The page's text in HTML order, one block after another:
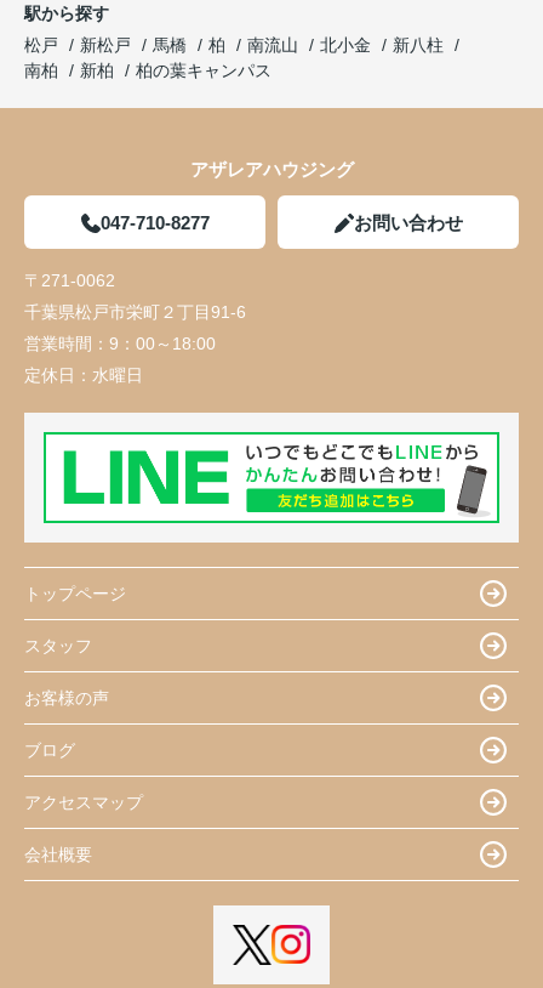
駅から探す
松戸
新松戸 馬橋 柏 南流山 北小金
新八柱
南柏
新柏 柏の葉キャンパス
アザレアハウジング
047-710-8277 お問い合わせ
〒271-0062
千葉県松戸市栄町２丁目91-6
営業時間： 9：00～18:00
定休日： 水曜日
トップページ
スタッフ
お客様の声
ブログ
アクセスマップ
会社概要